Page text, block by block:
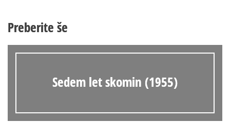
Preberite še
Sedem let skomin (1955)